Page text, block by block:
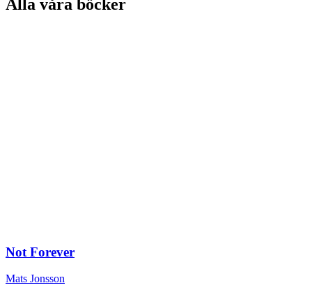
Alla våra böcker
Not Forever
Mats Jonsson